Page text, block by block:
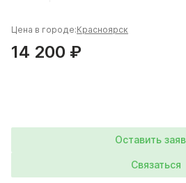
Цена в городе:Красноярск
14 200 ₽
Оставить
Связаться